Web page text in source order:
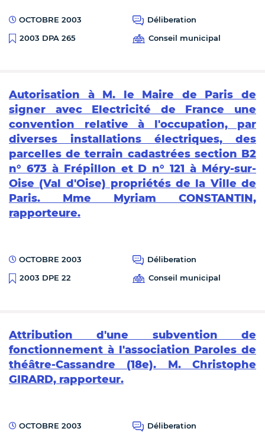
OCTOBRE 2003
Déliberation
2003 DPA 265
Conseil municipal
Autorisation à M. le Maire de Paris de
signer avec Electricité de France une
convention relative à l'occupation, par
diverses installations électriques, des
parcelles de terrain cadastrées section B2
n° 673 à Frépillon et D n° 121 à Méry-sur-
Oise (Val d'Oise) propriétés de la Ville de
Paris. Mme Myriam CONSTANTIN,
rapporteure.
OCTOBRE 2003
Déliberation
2003 DPE 22
Conseil municipal
Attribution d'une subvention de
fonctionnement à l'association Paroles de
théâtre-Cassandre (18e). M. Christophe
GIRARD, rapporteur.
OCTOBRE 2003
Déliberation